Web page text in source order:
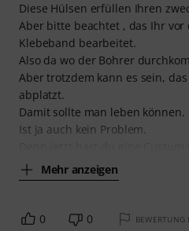
Diese Hülsen erfüllen Ihren
Aber bitte beachtet , das Ihr
Klebeband bearbeitet.
Also da wo der Bohrer
Aber trotzdem kann es sein,
abplatzt.
Damit sollte man leben können.
Ist ja auch kein Problem.
Mehr anzeigen
0 0 BEWERTUNG